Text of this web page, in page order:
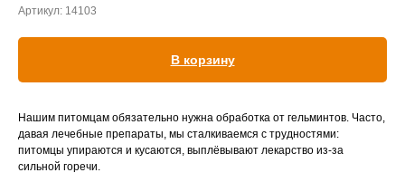
Лечение шиншилл
Вакцинация кроликов
Вакцинация хорьков
Артикул: 14103
В корзину
Нашим питомцам обязательно нужна обработка от гельминтов. Часто,
давая лечебные препараты, мы сталкиваемся с трудностями:
питомцы упираются и кусаются, выплёвывают лекарство из-за
сильной горечи.